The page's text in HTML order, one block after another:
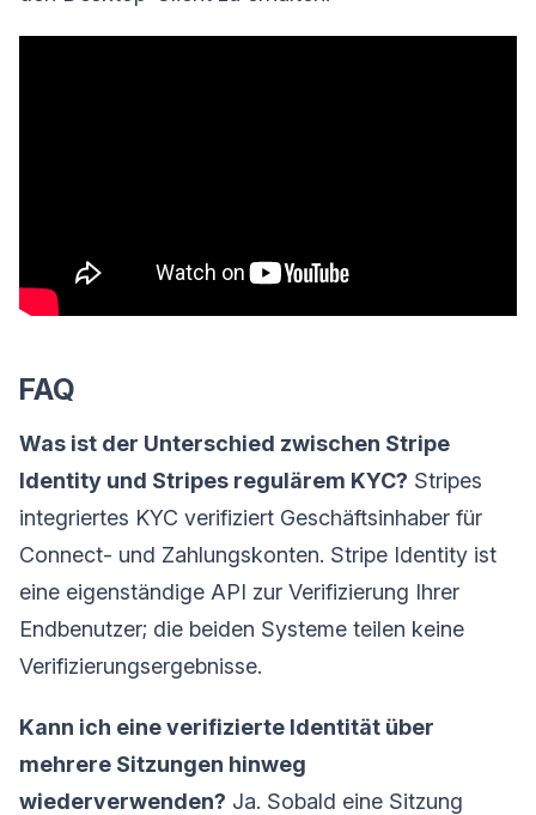
FAQ
Was ist der Unterschied zwischen Stripe
Identity und Stripes regulärem KYC? Stripes
integriertes KYC verifiziert Geschäftsinhaber für
Connect- und Zahlungskonten. Stripe Identity ist
eine eigenständige API zur Verifizierung Ihrer
Endbenutzer; die beiden Systeme teilen keine
Verifizierungsergebnisse.
Kann ich eine verifizierte Identität über
mehrere Sitzungen hinweg
wiederverwenden? Ja. Sobald eine Sitzung